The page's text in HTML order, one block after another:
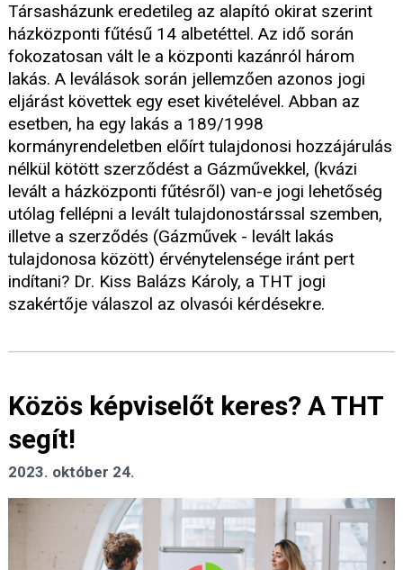
Társasházunk eredetileg az alapító okirat szerint
házközponti fűtésű 14 albetéttel. Az idő során
fokozatosan vált le a központi kazánról három
lakás. A leválások során jellemzően azonos jogi
eljárást követtek egy eset kivételével. Abban az
esetben, ha egy lakás a 189/1998
kormányrendeletben előírt tulajdonosi hozzájárulás
nélkül kötött szerződést a Gázművekkel, (kvázi
levált a házközponti fűtésről) van-e jogi lehetőség
utólag fellépni a levált tulajdonostárssal szemben,
illetve a szerződés (Gázművek - levált lakás
tulajdonosa között) érvénytelensége iránt pert
indítani? Dr. Kiss Balázs Károly, a THT jogi
szakértője válaszol az olvasói kérdésekre.
Közös képviselőt keres? A THT
segít!
2023. október 24.